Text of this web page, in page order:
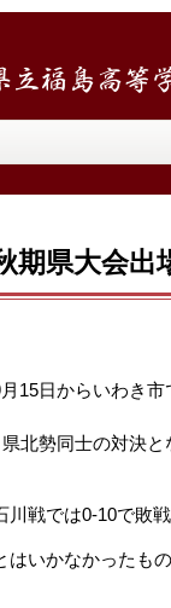
期県大会出
15日からいわき
北勢同士の対決
戦では0-10で敗戦
はいかなかったも